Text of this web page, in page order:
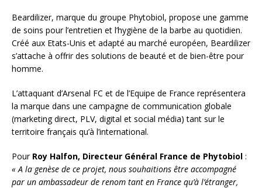
Beardilizer, marque du groupe Phytobiol, propose une gamme
de soins pour l’entretien et l’hygiène de la barbe au quotidien.
Créé aux Etats-Unis et adapté au marché européen, Beardilizer
s’attache à offrir des solutions de beauté et de bien-être pour
homme.
L’attaquant d’Arsenal FC et de l’Equipe de France représentera
la marque dans une campagne de communication globale
(marketing direct, PLV, digital et social média) tant sur le
territoire français qu’à l’international.
Pour Roy Halfon, Directeur Général France de Phytobiol :
« A la genèse de ce projet, nous souhaitions être accompagné
par un ambassadeur de renom tant en France qu’à l’étranger,